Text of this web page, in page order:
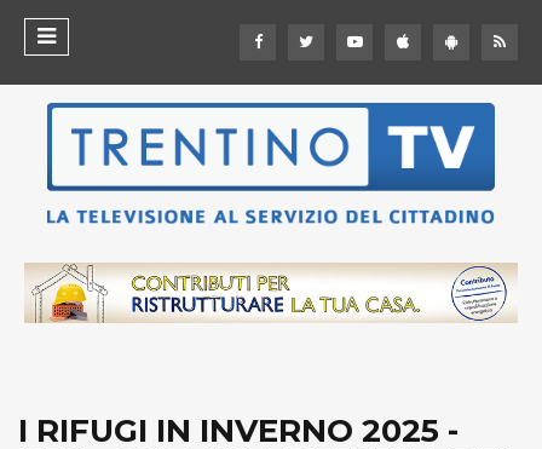
I RIFUGI IN INVERNO 2025 -